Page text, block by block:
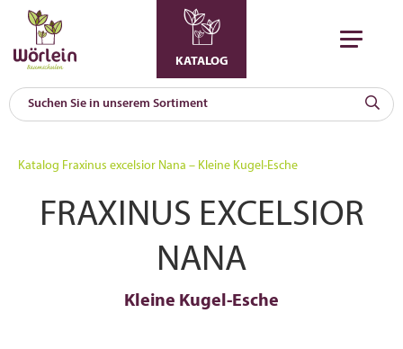
KATALOG
Katalog Fraxinus excelsior Nana – Kleine Kugel-Esche
FRAXINUS EXCELSIOR
NANA
Kleine Kugel-Esche